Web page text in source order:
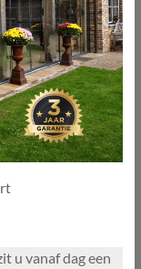
u vanaf dag een